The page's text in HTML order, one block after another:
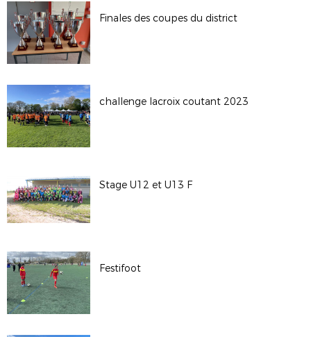
Finales des coupes du district
challenge lacroix coutant 2023
Stage U12 et U13 F
Festifoot